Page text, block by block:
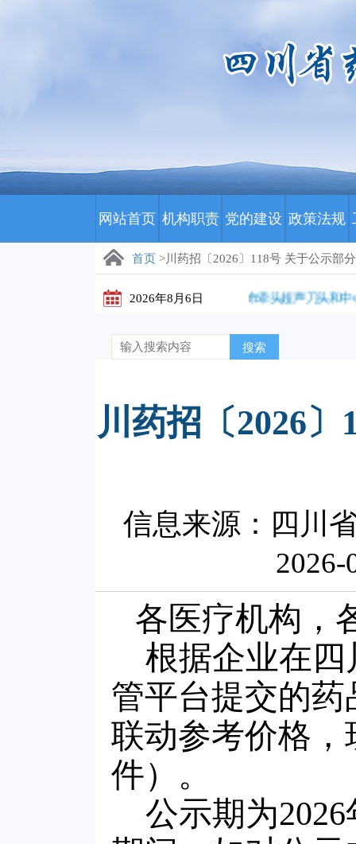
网站首页 机构职责 党的建设 政策法规
首页 >川药招〔2026〕118号 关于公示部
2026年8月6日
川药招〔2026〕171号 关于开展重庆市牵头超声刀头和中
搜索
川药招〔2026
信息来源：四川
2026-
各医疗机构，
根据企业在
管平台提交的
联动参考价格
件）。
公示期为